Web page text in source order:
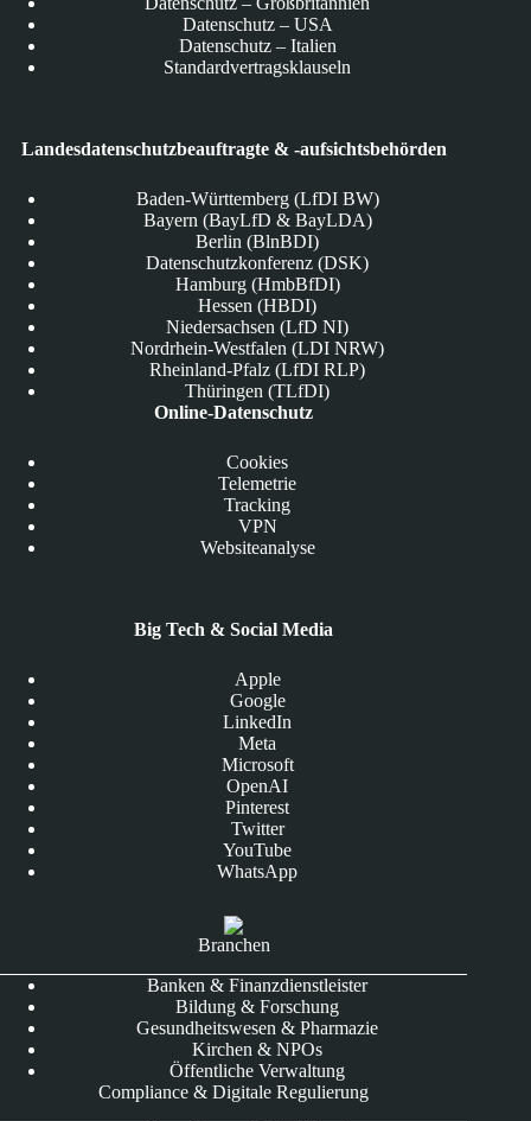
Datenschutz – USA
Datenschutz – Italien
Standardvertragsklauseln
Landesdatenschutzbeauftragte & -aufsichtsbehörden
Baden-Württemberg (LfDI BW)
Bayern (BayLfD & BayLDA)
Berlin (BlnBDI)
Datenschutzkonferenz (DSK)
Hamburg (HmbBfDI)
Hessen (HBDI)
Niedersachsen (LfD NI)
Nordrhein-Westfalen (LDI NRW)
Rheinland-Pfalz (LfDI RLP)
Thüringen (TLfDI)
Online-Datenschutz
Cookies
Telemetrie
Tracking
VPN
Websiteanalyse
Big Tech & Social Media
Apple
Google
LinkedIn
Meta
Microsoft
OpenAI
Pinterest
Twitter
YouTube
WhatsApp
Branchen
Banken & Finanzdienstleister
Bildung & Forschung
Gesundheitswesen & Pharmazie
Kirchen & NPOs
Öffentliche Verwaltung
Compliance & Digitale Regulierung